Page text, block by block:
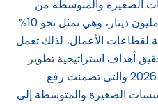
الصغيرة والمتوسطة من
قبل بنوك البحرين فبلغت 484 مليون دينار، وهي تمثل نحو 10%
لقطاعات الأعمال، لذلك تعمل
أهداف استراتيجية تطوير
قطاع الخدمات المالية 2022 – 2026 والتي تضمنت رفع
الصغيرة والمتوسطة إلى